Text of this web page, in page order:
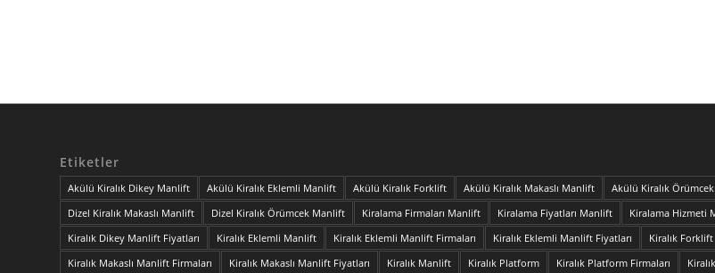
Etiketler
Akülü Kiralık Dikey Manlift Akülü Kiralık Eklemli Manlift Akülü Kiralık Forklift Akülü Kiralık Makaslı Manlift Akülü Kiralık
Dizel Kiralık Makaslı Manlift
Dizel Kiralık Örümcek Manlift Kiralama Firmaları Manlift Kiralama Fiyatları Manlift Kiralama Hizmeti
Kiralık Dikey Manlift Fiyatları
Kiralık Eklemli Manlift Kiralık Eklemli Manlift Firmaları Kiralık Eklemli Manlift Fiyatları Kiralık Forklift
Kiralık Makaslı Manlift Firmaları
Kiralık Makaslı Manlift Fiyatları Kiralık Manlift Kiralık Platform Kiralık Platform Firmaları